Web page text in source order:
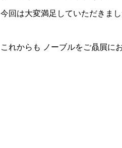
今回は大変満足していただきまし
これからも ノーブルをご贔屓に